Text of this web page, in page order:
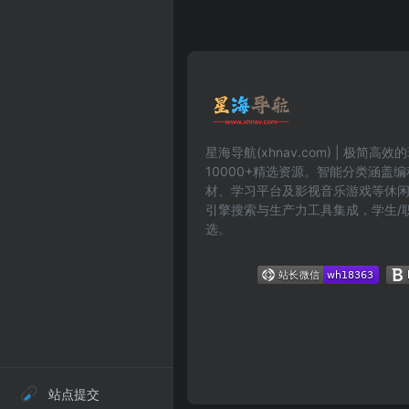
站点提交
星海导航(xhnav.com) | 极简高效
10000+精选资源。智能分类涵盖
材、学习平台及影视音乐游戏等休
引擎搜索与生产力工具集成，学生/
选。